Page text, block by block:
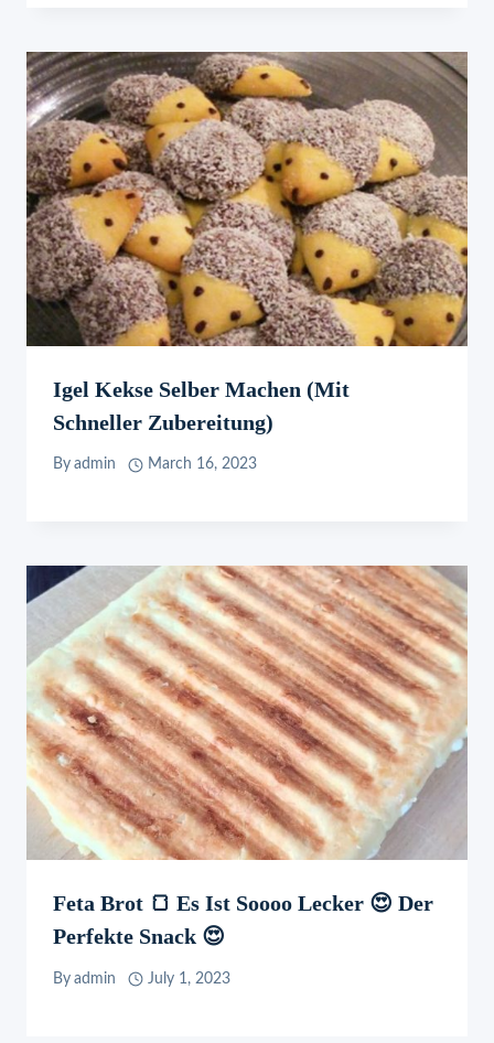
Igel Kekse Selber Machen (mit
Schneller Zubereitung)
By admin March 16, 2023
Feta Brot 🍞 Es Ist Soooo Lecker 😍 Der
Perfekte Snack 😍
By admin July 1, 2023